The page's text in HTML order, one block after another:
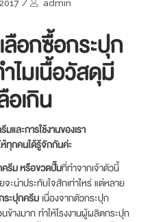
/ admin
ลือกซื้อกระปุก
ไมเนื้อวัสดุมี
อเกิน
มและการใช้งานของเรา
ทุกคนได้รู้จักกันค่ะ
ครีม หรือขวดปั๊มที่ทำจากเจ้าตัวนี้
ะน่าประทับใจสักเท่าไหร่ แต่หลาย
ระปุกครีม เนื่องจากตัวกระปุก
ข้างมาก ทำให้โรงงานผู้ผลิตกระปุก